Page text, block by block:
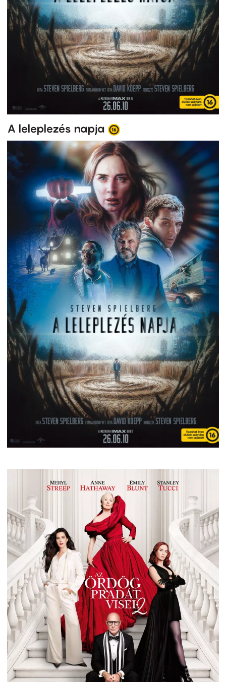
A leleplezés napja